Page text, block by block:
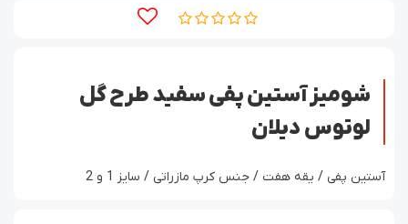
شومیز آستین پفی سفید طرح گل
لوتوس دیلان
آستین پفی / یقه هفت / جنس کرپ مازراتی / سایز 1 و 2